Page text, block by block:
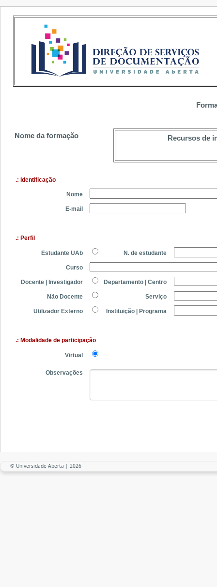
Nome da formação Recursos de
.: Identificação
Nome
E-mail
.: Perfil
Estudante UAb N. de estudante
Curso
Docente | Investigador Departamento | Centro
Não Docente Serviço
Utilizador Externo Instituição | Programa
.: Modalidade de participação
Virtual
Observações
© Universidade Aberta | 2026